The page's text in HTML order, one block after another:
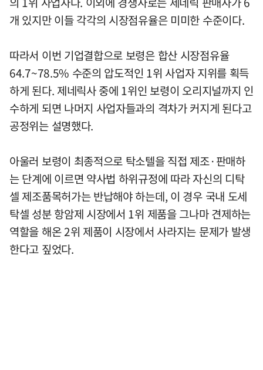
개 있지만 이들 각각의 시장점유율은 미미한 수준이다.
따라서 이번 기업결합으로 보령은 합산 시장점유율
64.7~78.5% 수준의 압도적인 1위 사업자 지위를 획득
하게 된다. 제네릭사 중에 1위인 보령이 오리지널까지 인
수하게 되면 나머지 사업자들과의 격차가 커지게 된다고
공정위는 설명했다.
아울러 보령이 최종적으로 탁소텔을 직접 제조·판매하
는 단계에 이르면 약사법 하위규정에 따라 자신의 디탁
셀 제조품목허가는 반납해야 하는데, 이 경우 국내 도세
탁셀 성분 항암제 시장에서 1위 제품을 그나마 견제하는
역할을 해온 2위 제품이 시장에서 사라지는 문제가 발생
한다고 짚었다.